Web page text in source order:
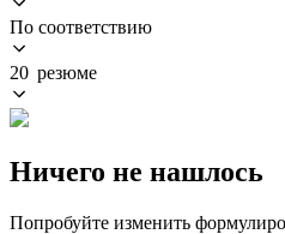
По соответствию
20 резюме
Ничего не нашлось
Попробуйте изменить